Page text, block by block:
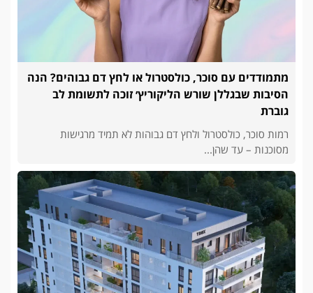
מתמודדים עם סוכר, כולסטרול או לחץ דם גבוהים? הנה
הסיבות שבגללן שורש הליקוריץ׳ זוכה לתשומת לב
גוברת
רמות סוכר, כולסטרול ולחץ דם גבוהות לא תמיד מרגישות
מסוכנות – עד שהן...